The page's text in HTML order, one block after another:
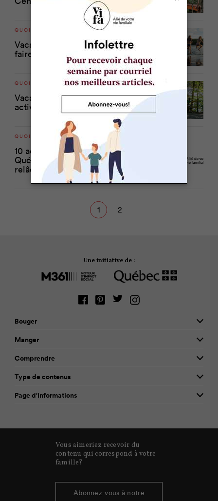
QUOI FAIRE
Vacances: guide des activités à
faire en famille au Québec
QUOI FAIRE
Vacances au Centre-du-Québec: 3
activités plein air pour la famille
QUOI FAIRE
10 activités à faire au Centre-du-
Québec durant la semaine de
relâche
1 2
Une initiative de :
Bouger
Manger
Comprendre
Type de contenus
Page d'informations
Vous aimeriez recevoir du
contenu qui correspond à votre
famille?
Abonnez-vous à notre